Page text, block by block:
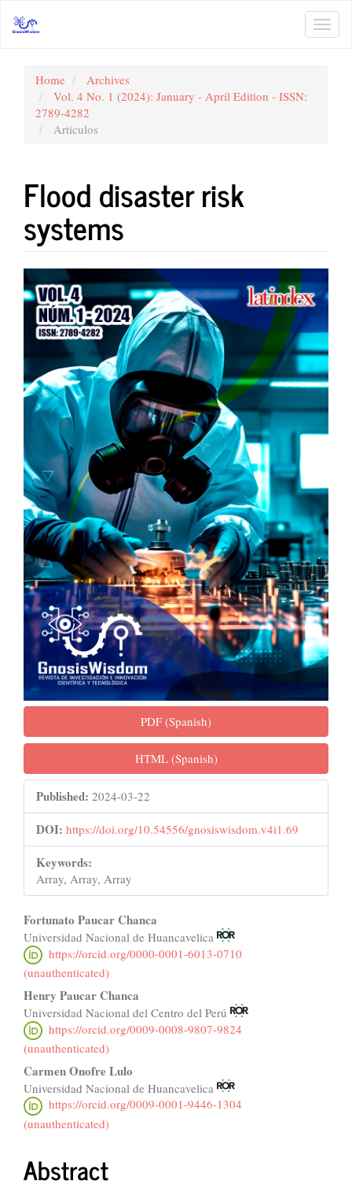
Navigation
Sidebar
Home
Archives
Vol. 4 No. 1 (2024): January - April Edition - ISSN:
2789-4282
Artículos
Flood disaster risk
systems
Article
Sidebar
PDF (Spanish)
HTML (Spanish)
Published: 2024-03-22
DOI: https://doi.org/10.54556/gnosiswisdom.v4i1.69
Keywords:
Array, Array, Array
Main
Article
Content
Fortunato Paucar Chanca
Universidad Nacional de Huancavelica
https://orcid.org/0000-0001-6013-0710
(unauthenticated)
Henry Paucar Chanca
Universidad Nacional del Centro del Perú
https://orcid.org/0009-0008-9807-9824
(unauthenticated)
Carmen Onofre Lulo
Universidad Nacional de Huancavelica
https://orcid.org/0009-0001-9446-1304
(unauthenticated)
Abstract